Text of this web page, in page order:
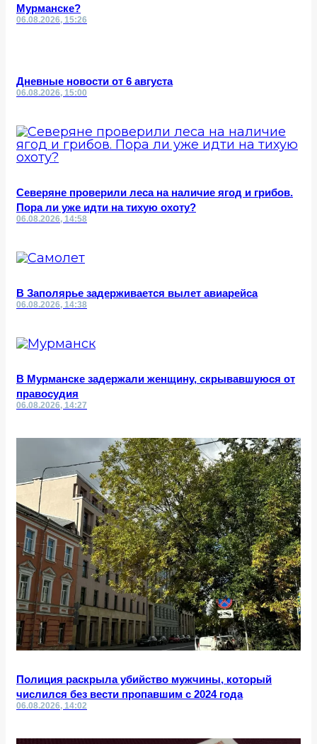
Мурманске?
06.08.2026, 15:26
Дневные новости от 6 августа
06.08.2026, 15:00
Северяне проверили леса на наличие ягод и грибов.
Пора ли уже идти на тихую охоту?
06.08.2026, 14:58
В Заполярье задерживается вылет авиарейса
06.08.2026, 14:38
В Мурманске задержали женщину, скрывавшуюся от
правосудия
06.08.2026, 14:27
Полиция раскрыла убийство мужчины, который
числился без вести пропавшим с 2024 года
06.08.2026, 14:02